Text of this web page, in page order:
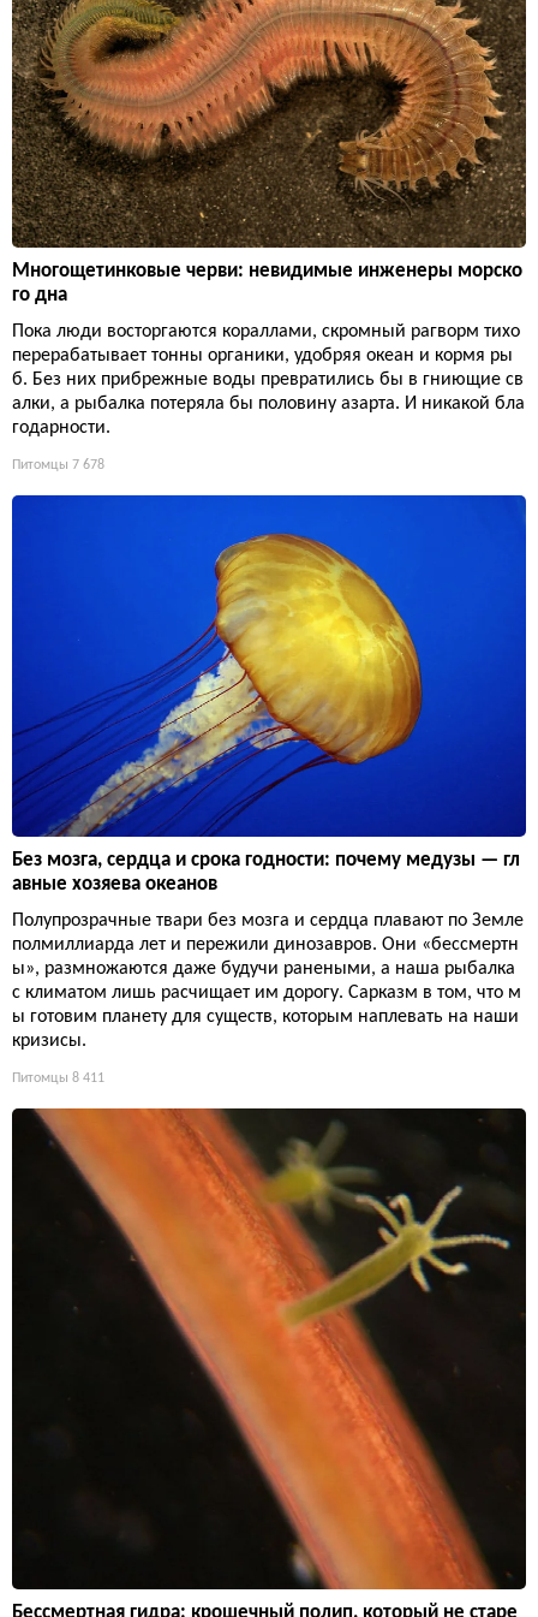
Многощетинковые черви: невидимые инженеры морско
го дна
Пока люди восторгаются кораллами, скромный рагворм тихо
перерабатывает тонны органики, удобряя океан и кормя ры
б. Без них прибрежные воды превратились бы в гниющие св
алки, а рыбалка потеряла бы половину азарта. И никакой бла
годарности.
Питомцы 7 678
Без мозга, сердца и срока годности: почему медузы — гл
авные хозяева океанов
Полупрозрачные твари без мозга и сердца плавают по Земле
полмиллиарда лет и пережили динозавров. Они «бессмертн
ы», размножаются даже будучи ранеными, а наша рыбалка
с климатом лишь расчищает им дорогу. Сарказм в том, что м
ы готовим планету для существ, которым наплевать на наши
кризисы.
Питомцы 8 411
Бессмертная гидра: крошечный полип, который не старе